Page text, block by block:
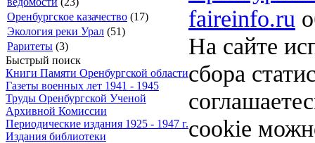
Оренбургское казачество (17)
Экология реки Урал (51)
Раритеты (3)
Быстрый поиск
Книги Памяти Оренбургской области
Газеты военных лет 1941 - 1945
Труды Оренбургской Ученой
Архивной Комиссии
Периодические издания 1925 - 1947 г.
Издания библиотеки
faireinfo.ru
На сайте
сбора
cookie